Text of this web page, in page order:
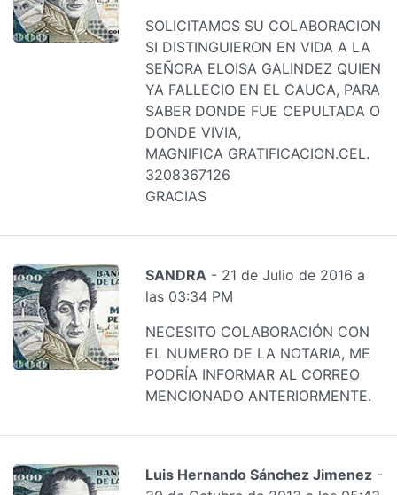
SOLICITAMOS SU COLABORACION
SI DISTINGUIERON EN VIDA A LA
SEÑORA ELOISA GALINDEZ QUIEN
YA FALLECIO EN EL CAUCA, PARA
SABER DONDE FUE CEPULTADA O
DONDE VIVIA,
MAGNIFICA GRATIFICACION.CEL.
3208367126
GRACIAS
SANDRA - 21 de Julio de 2016 a
las 03:34 PM
NECESITO COLABORACIÓN CON
EL NUMERO DE LA NOTARIA, ME
PODRÍA INFORMAR AL CORREO
MENCIONADO ANTERIORMENTE.
Luis Hernando Sánchez Jimenez -